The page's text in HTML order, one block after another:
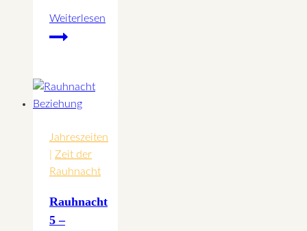
Weiterlesen
Rauhnacht
Lichtsamen
für
Jahreszeiten
Zeit der
Rauhnacht
Rauhnacht
5 –